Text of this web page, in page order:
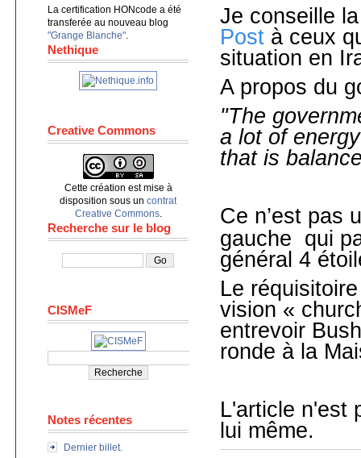
La certification HONcode a été
transferée au nouveau blog
"Grange Blanche".
Nethique
Creative Commons
Cette création est mise à
disposition sous un contrat
Creative Commons.
Recherche sur le blog
CISMeF
Notes récentes
Dernier billet.
Je conseille
Post à ceux
situation en
A propos du
"The
a lot of
that is
Ce n’est pas
gauche qui
général 4
Le
vision «
entrevoir
ronde à la
L'article n'est
lui même.